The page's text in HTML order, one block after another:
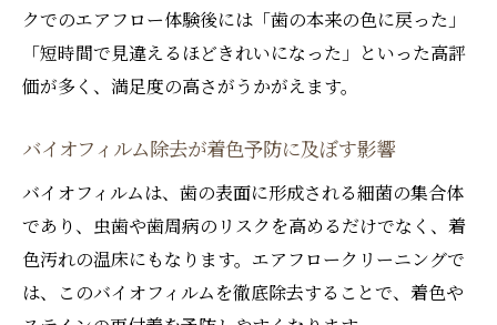
クでのエアフロー体験後には「歯の本来の色に戻った」
「短時間で見違えるほどきれいになった」といった高評
価が多く、満足度の高さがうかがえます。
バイオフィルム除去が着色予防に及ぼす影響
バイオフィルムは、歯の表面に形成される細菌の集合体
であり、虫歯や歯周病のリスクを高めるだけでなく、着
色汚れの温床にもなります。エアフロークリーニングで
は、このバイオフィルムを徹底除去することで、着色や